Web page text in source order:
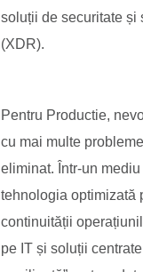
soluții de securitate și
(XDR).
Pentru Productie,
cu mai multe
eliminat. Într-un
tehnologia optimizată
continuității
pe IT și soluții